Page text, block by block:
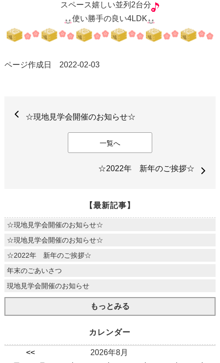
スペース嬉しい並列2台分
使い勝手の良い4LDK
ページ作成日 2022-02-03
☆現地見学会開催のお知らせ☆
一覧へ
☆2022年 新年のご挨拶☆
【最新記事】
☆現地見学会開催のお知らせ☆
☆現地見学会開催のお知らせ☆
☆2022年 新年のご挨拶☆
年末のごあいさつ
現地見学会開催のお知らせ
もっとみる
カレンダー
<<
2026年8月